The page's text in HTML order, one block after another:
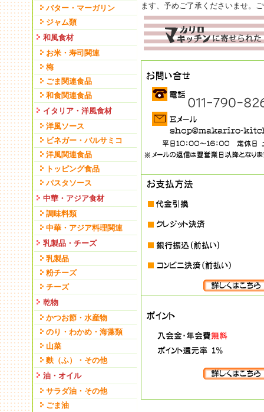
バター・マーガリン
ジャム類
和風食材
お米・寿司関連
梅
ごま関連食品
和食関連食品
イタリア・洋風食材
洋風ソース
ビネガー・バルサミコ
洋風関連食品
トッピング食品
パスタソース
中華・アジア食材
調味料類
中華・アジア料理関連
乳製品・チーズ
乳製品
粉チーズ
チーズ
乾物
かつお節・水産物
のり・わかめ・海藻類
山菜
麩（ふ）・その他
油・オイル
サラダ油・その他
ごま油
ます、予めご了承くださいませ。